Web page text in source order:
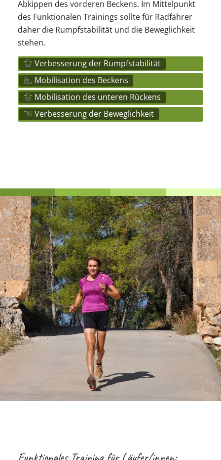
Abkippen des vorderen Beckens. Im Mittelpunkt
des Funktionalen Trainings sollte für Radfahrer
daher die Rumpfstabilität und die Beweglichkeit
stehen.
Verbesserung der Rumpfstabilität
Mobilisation des Beckens
Mobilisation des unteren Rückens
Verbesserung der Beweglichkeit
Funktionales Training für Läufer/innen: